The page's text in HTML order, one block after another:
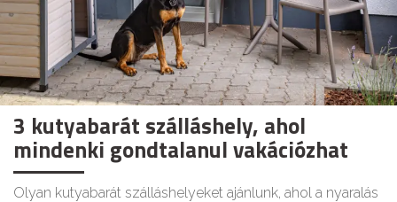
3 kutyabarát szálláshely, ahol
mindenki gondtalanul vakációzhat
Olyan kutyabarát szálláshelyeket ajánlunk, ahol a nyaralás